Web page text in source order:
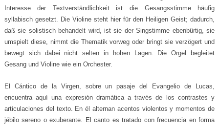
Interesse der Textverständlichkeit ist die Gesangsstimme häufig
syllabisch gesetzt. Die Violine steht hier für den Heiligen Geist; dadurch,
daß sie solistisch behandelt wird, ist sie der Singstimme ebenbürtig, sie
umspielt diese, nimmt die Thematik vorweg oder bringt sie verzögert und
bewegt sich dabei nicht selten in hohen Lagen. Die Orgel begleitet
Gesang und Violine wie ein Orchester.
El Cántico de la Virgen, sobre un pasaje del Evangelio de Lucas,
encuentra aquí una expresión dramática a través de los contrastes y
articulaciones del texto. En él alternan acentos violentos y momentos de
jébilo sereno o exuberante. El canto es tratado con frecuencia en forma